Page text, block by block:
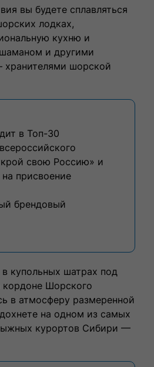
вы будете сплавляться
лодках,
кухню и
и другими
хранителями шорской
в Топ-30
свою Россию» и
присвоение
брендовый
купольных шатрах под
Шорского
в атмосферу размеренной
на одном из самых
курортов Сибири —